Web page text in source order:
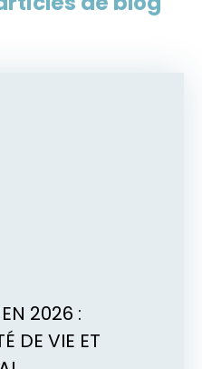
2026 :
DE VIE ET